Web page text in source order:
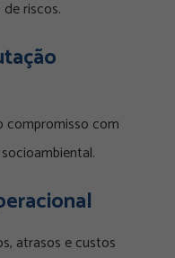
riscos.
compromisso com
atrasos e custos